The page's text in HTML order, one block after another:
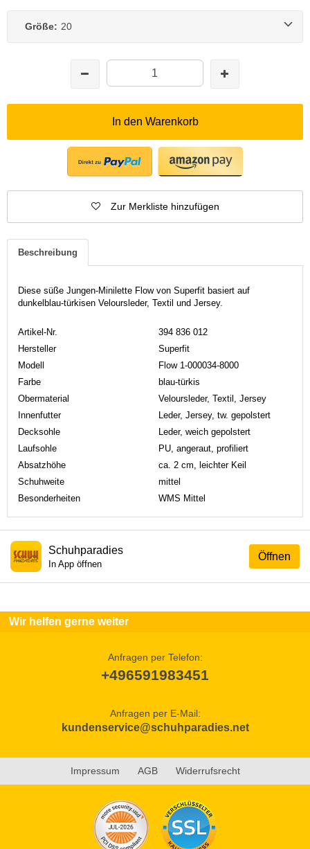
Größe: 20
In den Warenkorb
Zur Merkliste hinzufügen
Beschreibung
Diese süße Jungen-Minilette Flow von Superfit basiert auf
dunkelblau-türkisen Veloursleder, Textil und Jersey.
Artikel-Nr.
394 836 012
Hersteller
Superfit
Modell
Flow 1-000034-8000
Farbe
blau-türkis
Obermaterial
Veloursleder, Textil, Jersey
Innenfutter
Leder, Jersey, tw. gepolstert
Decksohle
Leder, weich gepolstert
Laufsohle
PU, angeraut, profiliert
Absatzhöhe
ca. 2 cm, leichter Keil
Schuhweite
mittel
Besonderheiten
WMS Mittel
Öffnen
Schuhparadies
In App öffnen
Wir helfen gerne weiter
Anfragen per Telefon:
+496591983451
Anfragen per E-Mail:
kundenservice@schuhparadies.net
Impressum AGB Widerrufsrecht